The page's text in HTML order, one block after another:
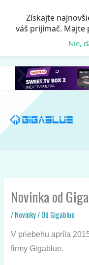
Získajte
váš prijímač. Majte
Nie,
Novinka od
/Novinky/ Od Gigablue
V priebehu apríla
firmy Gigablue.